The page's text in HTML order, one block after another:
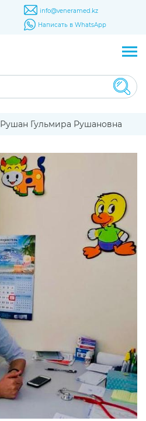
info@veneramed.kz
Написать в WhatsApp
Рушан Гульмира Рушановна